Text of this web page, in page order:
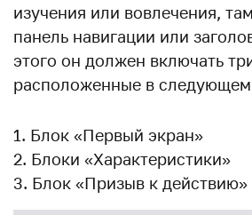
изучения или вовлечения,
панель навигации или
этого он должен включать
расположенные в
Блок «Первый экран»
Блоки «Характеристики»
Блок «Призыв к действию»